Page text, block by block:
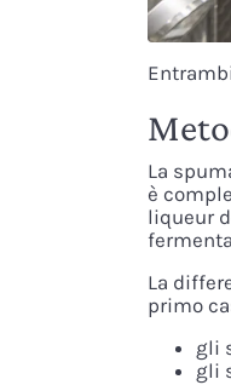
La
è
liqueur
La
primo
gli
gli